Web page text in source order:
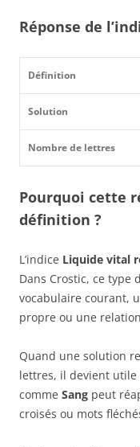
Réponse de
Définition
Solution
Nombre de lettres
Pourquoi cette
définition ?
L’indice Liquide vital
Dans Crostic, ce type
vocabulaire courant,
propre ou une
Quand une solution
lettres, il devient utile
comme Sang peut
croisés ou mots